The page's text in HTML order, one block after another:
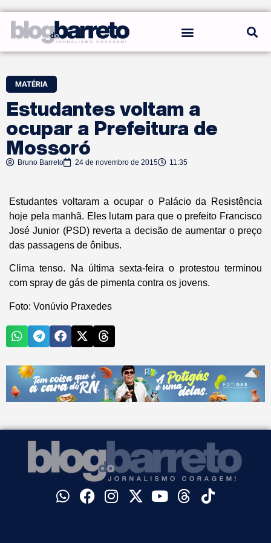
MATÉRIA
Estudantes voltam a
ocupar a Prefeitura de
Mossoró
Bruno Barreto 24 de novembro de 2015 11:35
Estudantes voltaram a ocupar o Palácio da Resistência
hoje pela manhã. Eles lutam para que o prefeito Francisco
José Junior (PSD) reverta a decisão de aumentar o preço
das passagens de ônibus.
Clima tenso. Na última sexta-feira o protestou terminou
com spray de gás de pimenta contra os jovens.
Foto: Vonúvio Praxedes